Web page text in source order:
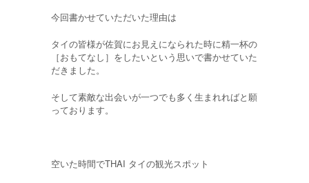
今回書かせていただいた理由は
タイの皆様が佐賀にお見えになられた時に精一杯の
［おもてなし］をしたいという思いで書かせていた
だきました。
そして素敵な出会いが一つでも多く生まれればと願
っております。
空いた時間でTHAI タイの観光スポット